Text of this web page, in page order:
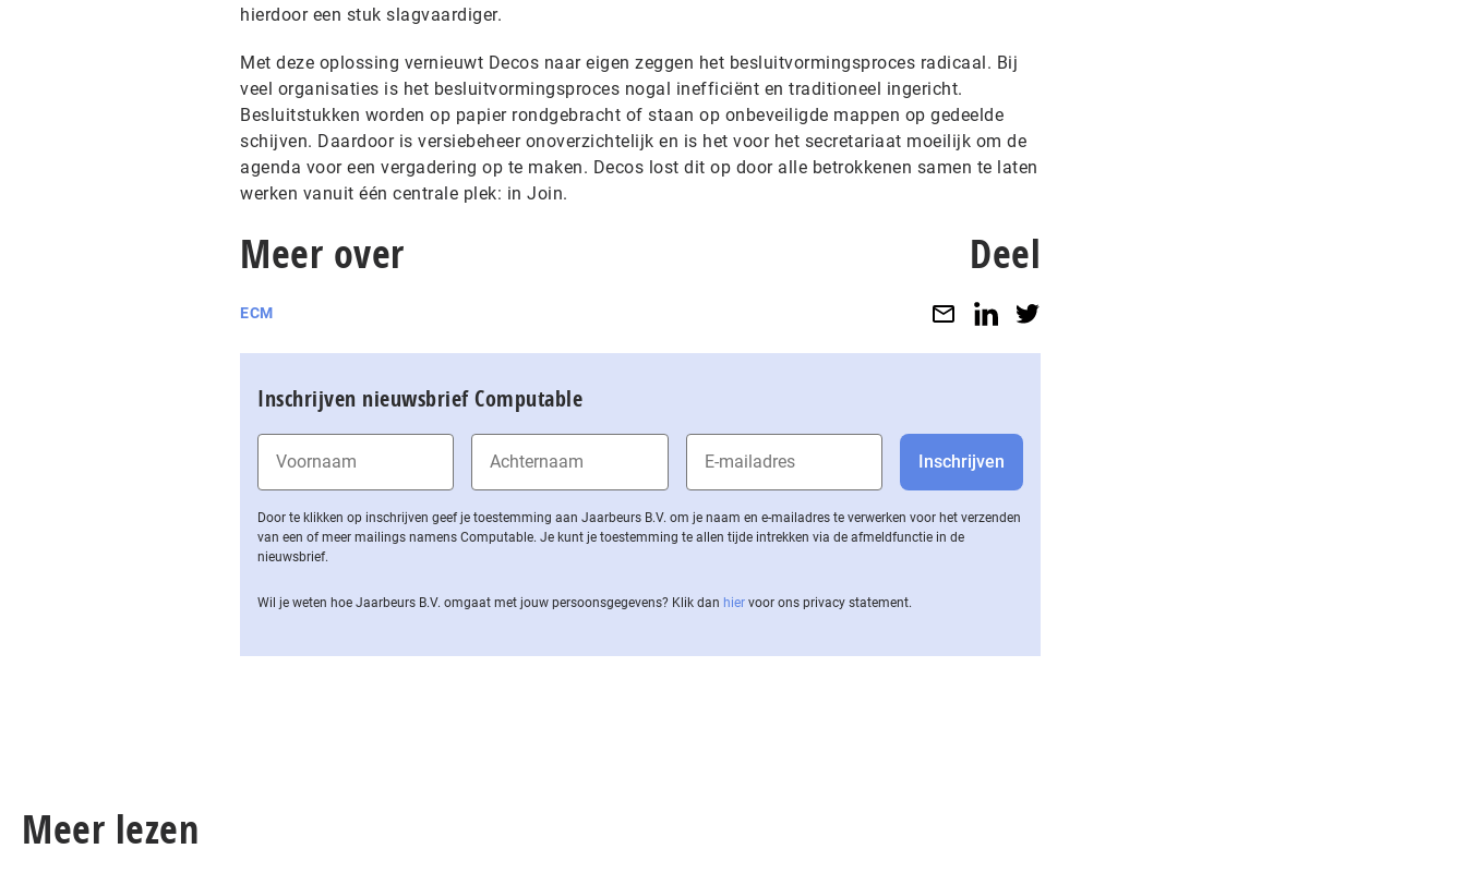
hierdoor een stuk slagvaardiger.
Met deze oplossing vernieuwt Decos naar eigen zeggen het besluitvormingsproces radicaal. Bij
veel organisaties is het besluitvormingsproces nogal inefficiënt en traditioneel ingericht.
Besluitstukken worden op papier rondgebracht of staan op onbeveiligde mappen op gedeelde
schijven. Daardoor is versiebeheer onoverzichtelijk en is het voor het secretariaat moeilijk om de
agenda voor een vergadering op te maken. Decos lost dit op door alle betrokkenen samen te laten
werken vanuit één centrale plek: in Join.
Meer over
ECM
Deel
Inschrijven nieuwsbrief Computable
Door te klikken op inschrijven geef je toestemming aan Jaarbeurs B.V. om je naam en e-mailadres te verwerken voor het verzenden
van een of meer mailings namens Computable. Je kunt je toestemming te allen tijde intrekken via de af­meld­func­tie in de
nieuwsbrief.
Wil je weten hoe Jaarbeurs B.V. omgaat met jouw per­soons­ge­ge­vens? Klik dan hier voor ons privacy statement.
Meer lezen